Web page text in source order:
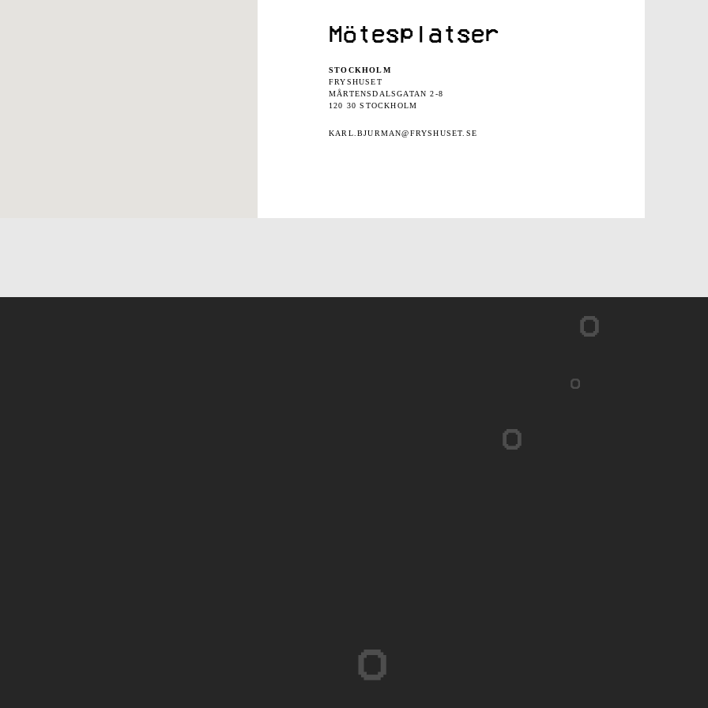
Mötesplatser
STOCKHOLM
FRYSHUSET
MÅRTENSDALSGATAN 2-8
120 30 STOCKHOLM
KARL.BJURMAN@FRYSHUSET.SE